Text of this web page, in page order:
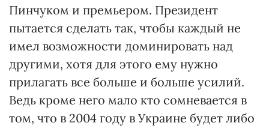
Пинчуком и премьером. Президент
пытается сделать так, чтобы каждый не
имел возможности доминировать над
другими, хотя для этого ему нужно
прилагать все больше и больше усилий.
Ведь кроме него мало кто сомневается в
том, что в 2004 году в Украине будет либо